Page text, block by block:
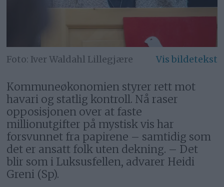
Iver Waldahl Lillegjære
Kommuneøkonomien styrer rett mot
havari og statlig kontroll. Nå raser
opposisjonen over at faste
millionutgifter på mystisk vis har
forsvunnet fra papirene – samtidig som
det er ansatt folk uten dekning. – Det
blir som i Luksusfellen, advarer Heidi
Greni (Sp).